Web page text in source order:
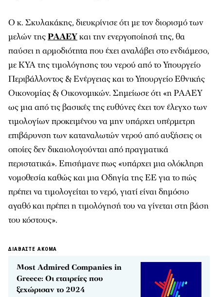
Ο κ. Σκυλακάκης, διευκρίνισε ότι με τον διορισμό των
μελών τηςΡΑΑΕΥκαι την ενεργοποίησή της, θα
παύσει η αρμοδιότητα που έχει αναλάβει στο ενδιάμεσο,
με ΚΥΑ της τιμολόγησης του νερού από το Υπουργείο
Περιβάλλοντος & Ενέργειας και το Υπουργείο Εθνικής
Οικονομίας & Οικονομικών. Σημείωσε ότι «η ΡΑΑΕΥ
ως μια από τις βασικές της ευθύνες έχει τον έλεγχο των
τιμολογίων προκειμένου να μην υπάρχει υπέρμετρη
επιβάρυνση των καταναλωτών νερού από αυξήσεις οι
οποίες δεν δικαιολογούνται από πραγματικά
περιστατικά». Επισήμανε πως «υπάρχει μια ολόκληρη
νομοθεσία καθώς και μια Οδηγία της ΕΕ για το πώς
πρέπει να τιμολογείται το νερό, γιατί είναι δημόσιο
αγαθό και πρέπει η τιμολόγησή του να γίνεται στη βάση
του κόστους».
ΔΙΑΒΑΣΤΕ ΑΚΟΜΑ
Μost Admired Companies in
Greece: Οι εταιρείες που
ξεχώρισαν το 2024